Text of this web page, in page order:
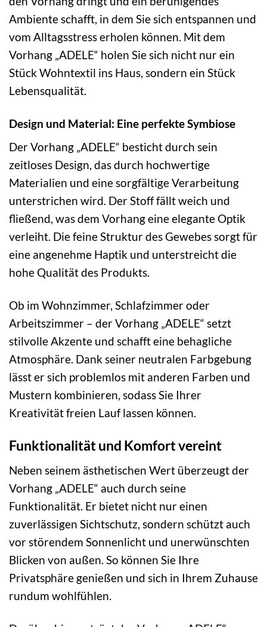
Ambiente schafft, in dem Sie sich entspannen und
vom Alltagsstress erholen können. Mit dem
Vorhang „ADELE“ holen Sie sich nicht nur ein
Stück Wohntextil ins Haus, sondern ein Stück
Lebensqualität.
Design und Material: Eine perfekte Symbiose
Der Vorhang „ADELE“ besticht durch sein
zeitloses Design, das durch hochwertige
Materialien und eine sorgfältige Verarbeitung
unterstrichen wird. Der Stoff fällt weich und
fließend, was dem Vorhang eine elegante Optik
verleiht. Die feine Struktur des Gewebes sorgt für
eine angenehme Haptik und unterstreicht die
hohe Qualität des Produkts.
Ob im Wohnzimmer, Schlafzimmer oder
Arbeitszimmer – der Vorhang „ADELE“ setzt
stilvolle Akzente und schafft eine behagliche
Atmosphäre. Dank seiner neutralen Farbgebung
lässt er sich problemlos mit anderen Farben und
Mustern kombinieren, sodass Sie Ihrer
Kreativität freien Lauf lassen können.
Funktionalität und Komfort vereint
Neben seinem ästhetischen Wert überzeugt der
Vorhang „ADELE“ auch durch seine
Funktionalität. Er bietet nicht nur einen
zuverlässigen Sichtschutz, sondern schützt auch
vor störendem Sonnenlicht und unerwünschten
Blicken von außen. So können Sie Ihre
Privatsphäre genießen und sich in Ihrem Zuhause
rundum wohlfühlen.